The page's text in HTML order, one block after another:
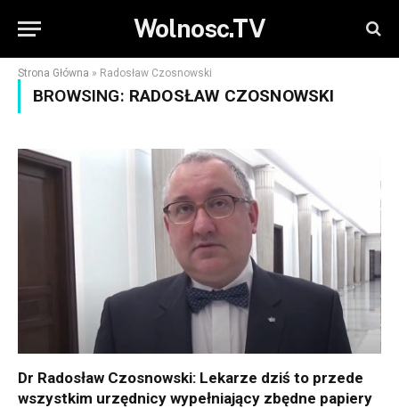
Wolnosc.TV
Strona Główna » Radosław Czosnowski
BROWSING: RADOSŁAW CZOSNOWSKI
Dr Radosław Czosnowski: Lekarze dziś to przede
wszystkim urzędnicy wypełniający zbędne papiery